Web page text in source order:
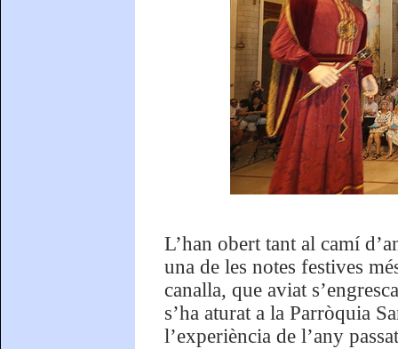
L’han obert tant al camí
una de les notes festives
canalla, que aviat
s’ha aturat a la Parròquia
l’experiència de l’any